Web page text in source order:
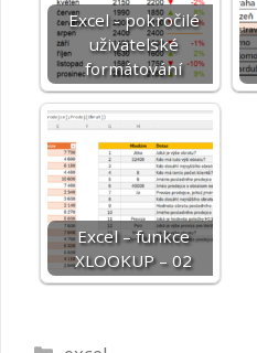
Excel - pokročilé
uživatelské
formátování
Excel – funkce
XLOOKUP – 02